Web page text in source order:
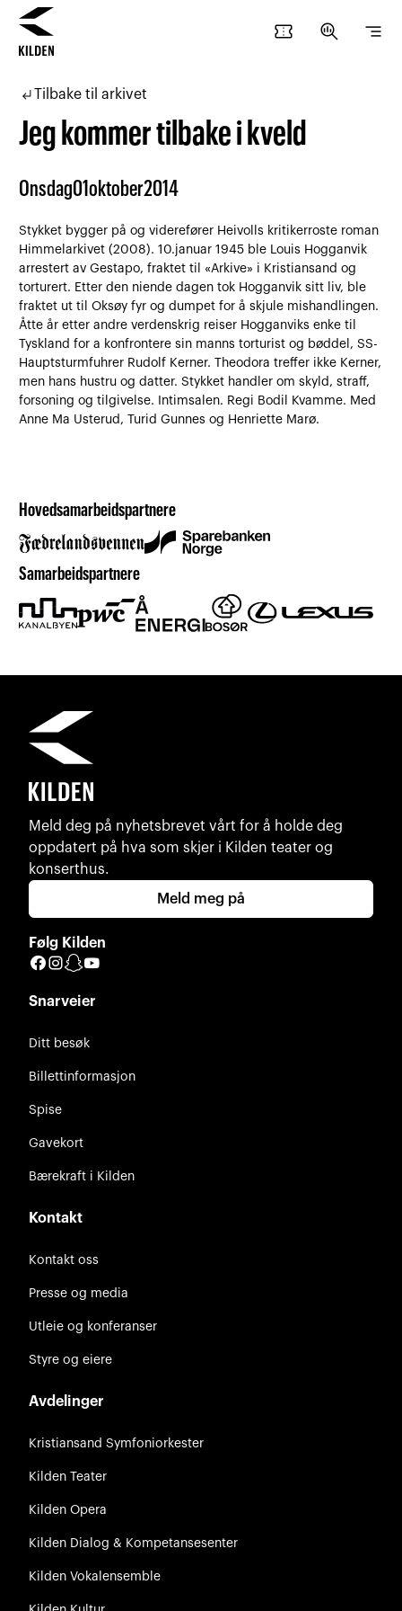
confirmation_number search_insights segment
subdirectory_arrow_leftTilbake til arkivet
Jeg kommer tilbake i kveld
Onsdag01oktober2014
Stykket bygger på og viderefører Heivolls kritikerroste roman
Himmelarkivet (2008). 10.januar 1945 ble Louis Hogganvik
arrestert av Gestapo, fraktet til «Arkive» i Kristiansand og
torturert. Etter den niende dagen tok Hogganvik sitt liv, ble
fraktet ut til Oksøy fyr og dumpet for å skjule mishandlingen.
Åtte år etter andre verdenskrig reiser Hogganviks enke til
Tyskland for a konfrontere sin manns torturist og bøddel, SS-
Hauptsturmfuhrer Rudolf Kerner. Theodora treffer ikke Kerner,
men hans hustru og datter. Stykket handler om skyld, straff,
forsoning og tilgivelse. Intimsalen. Regi Bodil Kvamme. Med
Anne Ma Usterud, Turid Gunnes og Henriette Marø.
Hovedsamarbeidspartnere
Samarbeidspartnere
Meld deg på nyhetsbrevet vårt for å holde deg
oppdatert på hva som skjer i Kilden teater og
konserthus.
Meld meg på
Følg Kilden
Facebook
Instagram
Snapchat
Snarveier
Ditt besøk
Billettinformasjon
Spise
Gavekort
Bærekraft i Kilden
Kontakt
Kontakt oss
Presse og media
Utleie og konferanser
Styre og eiere
Avdelinger
Kristiansand Symfoniorkester
Kilden Teater
Kilden Opera
Kilden Dialog & Kompetansesenter
Kilden Vokalensemble